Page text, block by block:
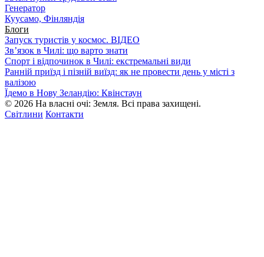
Генератор
Куусамо, Фінляндія
Блоги
Запуск туристів у космос. ВІДЕО
Зв’язок в Чилі: що варто знати
Спорт і відпочинок в Чилі: екстремальні види
Ранній приїзд і пізній виїзд: як не провести день у місті з
валізою
Їдемо в Нову Зеландію: Квінстаун
© 2026 На власні очі: Земля. Всі права захищені.
Світлини Контакти